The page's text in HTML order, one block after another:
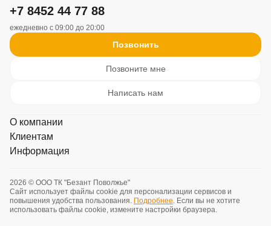
+7 8452 44 77 88
ежедневно с 09:00 до 20:00
Позвонить
Позвоните мне
Написать нам
О компании
Информация
Карьера
Контакты
Клиентам
Стать клиентом
Доставка и оплата
Информация
Оферта
Сайт использует файлы cookie для персонализации сервисов и
повышения удобства пользования. Подробнее . Если вы не хотите
использовать файлы cookie, измените настройки браузера.
2026 © ООО ТК "Безант Поволжье"